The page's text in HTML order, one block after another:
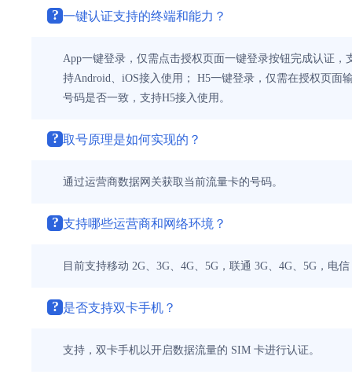
? 一键认证支持的终端和能力？
App一键登录，仅需点击授权页面一键登录按钮完成认证
持Android、iOS接入使用； H5一键登录，仅需在授权页
号码是否一致，支持H5接入使用。
? 取号原理是如何实现的？
通过运营商数据网关获取当前流量卡的号码。
? 支持哪些运营商和网络环境？
目前支持移动 2G、3G、4G、5G，联通 3G、4G、5G，
? 是否支持双卡手机？
支持，双卡手机以开启数据流量的 SIM 卡进行认证。